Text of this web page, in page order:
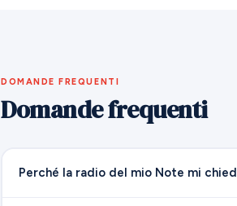
DOMANDE FREQUENTI
Domande frequenti
Perché la radio del mio Note mi